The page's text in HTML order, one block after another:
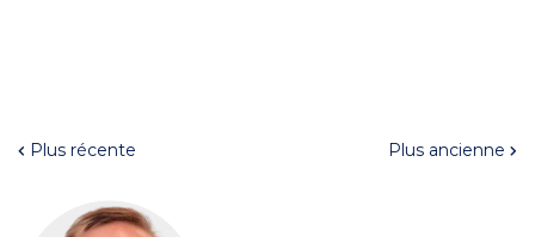
Plus récente Plus ancienne